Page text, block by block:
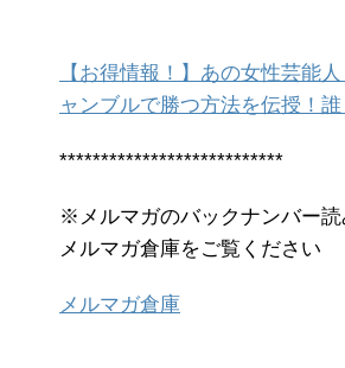
【お得情報！】あの女性芸能
ャンブルで勝つ方法を伝授！誰
***************************
※メルマガのバックナンバー読
メルマガ倉庫をご覧ください
メルマガ倉庫